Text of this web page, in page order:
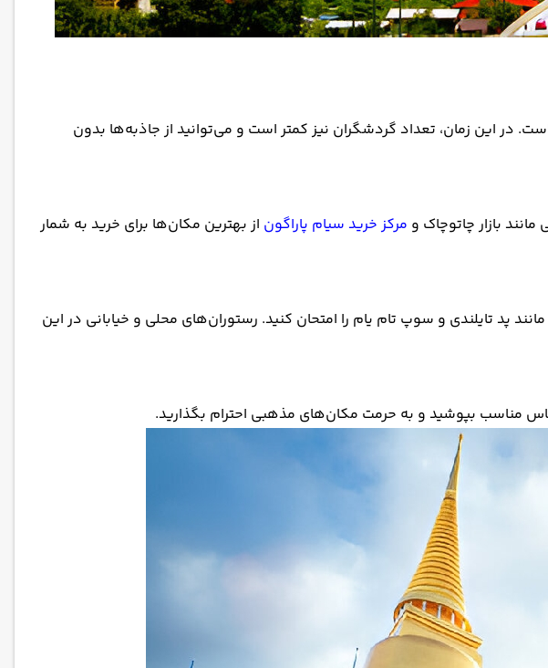
در این زمان، تعداد گردشگران نیز کمتر است و می‌توانید از جاذبه‌ها بدون
بازار چاتوچاک و مرکز خرید سیام پاراگون از بهترین مکان‌ها برای خرید به شمار
پد تایلندی و سوپ تام یام را امتحان کنید. رستوران‌های محلی و خیابانی در این
مناسب بپوشید و به حرمت مکان‌های مذهبی احترام بگذارید.